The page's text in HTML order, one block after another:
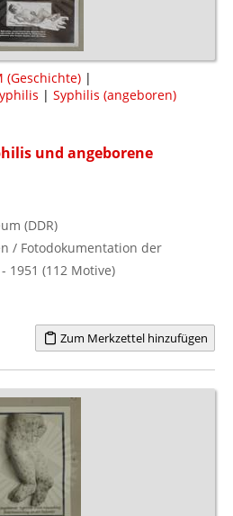
(Geschichte) |
| Syphilis (angeboren)
und angeborene
(DDR)
/ Fotodokumentation der
1951 (112 Motive)
Zum Merkzettel hinzufügen